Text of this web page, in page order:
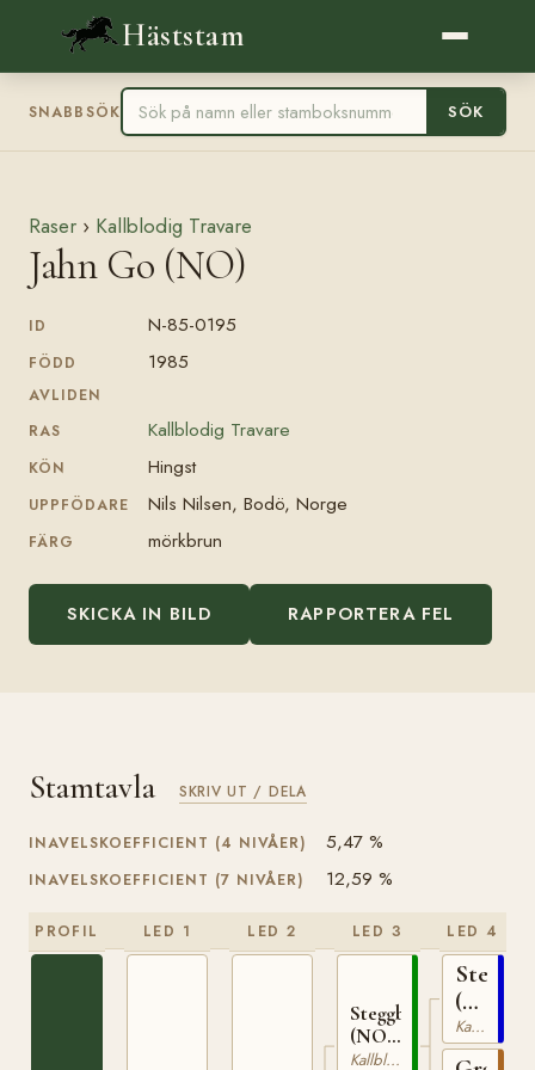
Häststam
SNABBSÖK SÖK
Raser › Kallblodig Travare
Jahn Go (NO)
ID N-85-0195
FÖDD 1985
AVLIDEN
RAS
Kallblodig Travare
KÖN Hingst
UPPFÖDARE Nils Nilsen, Bodö, Norge
FÄRG mörkbrun
SKICKA IN BILD RAPPORTERA FEL
Stamtavla SKRIV UT / DELA
INAVELSKOEFFICIENT (4 NIVÅER) 5,47 %
INAVELSKOEFFICIENT (7 NIVÅER) 12,59 %
PROFIL LED 1 LED 2 LED 3
Steggbest
(NO)
T-233Kallblodig Travare
LED 4
Stegg
(NO)
T-
169
Kallblodig Travare